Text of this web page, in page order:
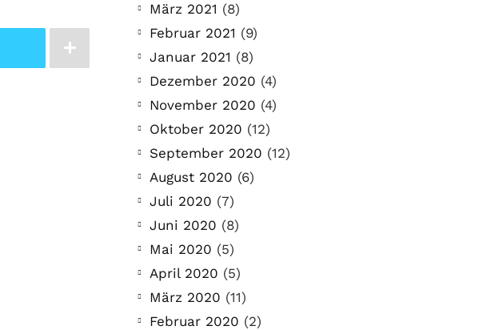
März 2021 (8)
Februar 2021 (9)
Januar 2021 (8)
Dezember 2020 (4)
November 2020 (4)
Oktober 2020 (12)
September 2020 (12)
August 2020 (6)
Juli 2020 (7)
Juni 2020 (8)
Mai 2020 (5)
April 2020 (5)
März 2020 (11)
Februar 2020 (2)